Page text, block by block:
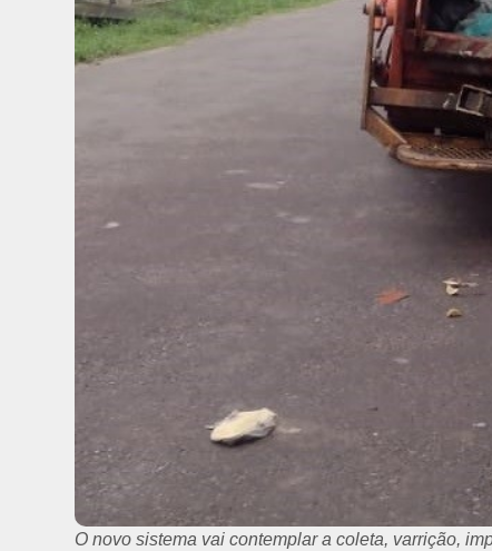
O novo sistema vai contemplar a coleta, varrição,